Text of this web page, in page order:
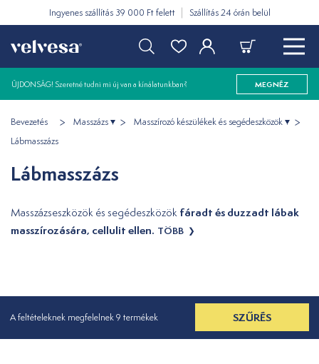
Ingyenes szállítás 39 000 Ft felett Szállítás 24 órán belül
ÚJDONSÁG! Szeretné tudni mi új van a kínálatunkban? MEGNÉZ
Bevezetés Masszázs
Masszírozó készülékek és segédeszközök
Lábmasszázs
Lábmasszázs
Masszázseszközök és segédeszközök fáradt és duzzadt lábak
masszírozására, cellulit ellen. TÖBB
A feltételeknek megfelelnek 9 termékek SZŰRÉS